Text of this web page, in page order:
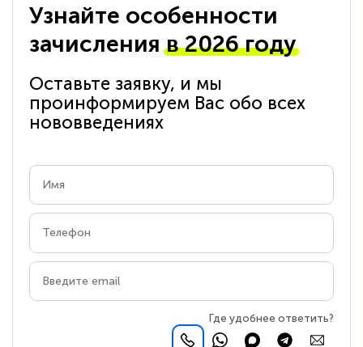
Узнайте особенности
зачисленияв 2026 году
Оставьте заявку, и мы
проинформируем Вас обо всех
нововведениях
Где удобнее ответить?